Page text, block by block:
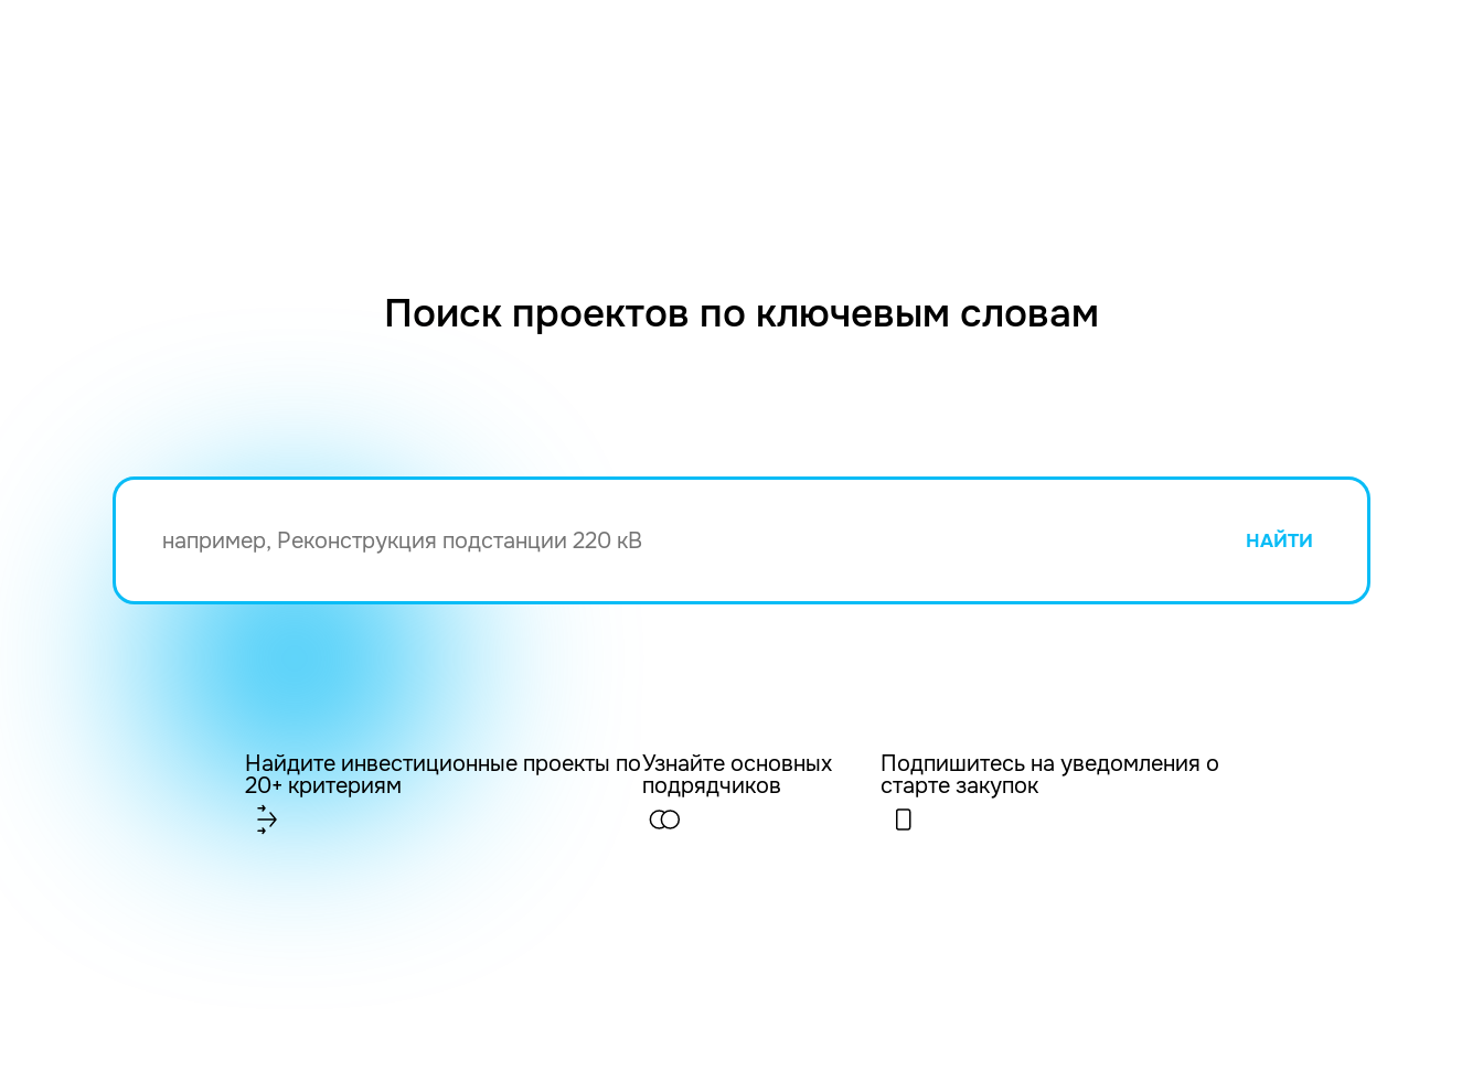
Поиск проектов по ключевым словам
НАЙТИ
Найдите инвестиционные проекты по
20+ критериям
Узнайте основных
подрядчиков
Подпишитесь на уведомления о
старте закупок